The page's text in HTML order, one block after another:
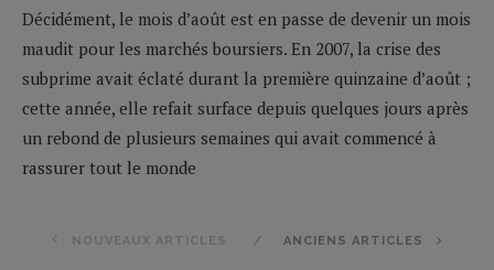
Décidément, le mois d’août est en passe de devenir un mois
maudit pour les marchés boursiers. En 2007, la crise des
subprime avait éclaté durant la première quinzaine d’août ;
cette année, elle refait surface depuis quelques jours après
un rebond de plusieurs semaines qui avait commencé à
rassurer tout le monde
NOUVEAUX ARTICLES ANCIENS ARTICLES